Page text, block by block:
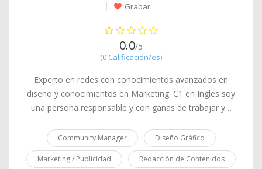
Grabar
0.0/5
(0 Calificación/es)
Experto en redes con conocimientos avanzados en
diseño y conocimientos en Marketing. C1 en Ingles soy
una persona responsable y con ganas de trabajar y…
Community Manager Diseño Gráfico
Marketing / Publicidad Redacción de Contenidos